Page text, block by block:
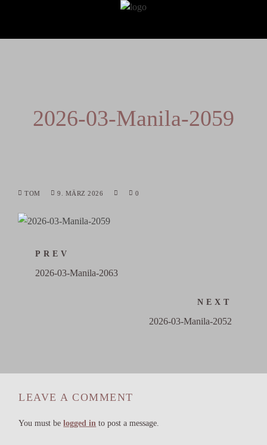
2026-03-Manila-2059
TOM 9. MÄRZ 2026 0
PREV
2026-03-Manila-2063
NEXT
2026-03-Manila-2052
LEAVE A COMMENT
You must belogged in to post a message.